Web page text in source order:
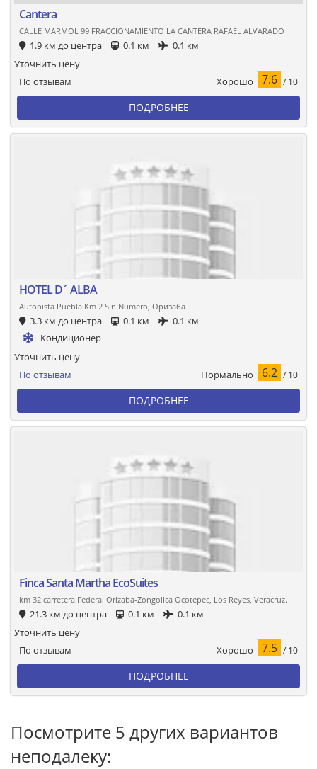
Cantera
CALLE MARMOL 99 FRACCIONAMIENTO LA CANTERA RAFAEL ALVARADO
1.9 км до центра 0.1 км 0.1 км
По отзывам Хорошо 7.6 / 10
Уточнить цену
ПОДРОБНЕЕ
HOTEL D´ ALBA
Autopista Puebla Km 2 Sin Numero, Оризаба
3.3 км до центра 0.1 км
0.1 км
Кондиционер
По отзывам Нормально 6.2 / 10
Уточнить цену
ПОДРОБНЕЕ
Finca Santa Martha EcoSuites
km 32 carretera Federal Orizaba-Zongolica Ocotepec, Los Reyes, Veracruz.
21.3 км до центра 0.1 км 0.1 км
По отзывам Хорошо 7.5 / 10
Уточнить цену
ПОДРОБНЕЕ
Посмотрите 5 других вариантов
неподалеку: